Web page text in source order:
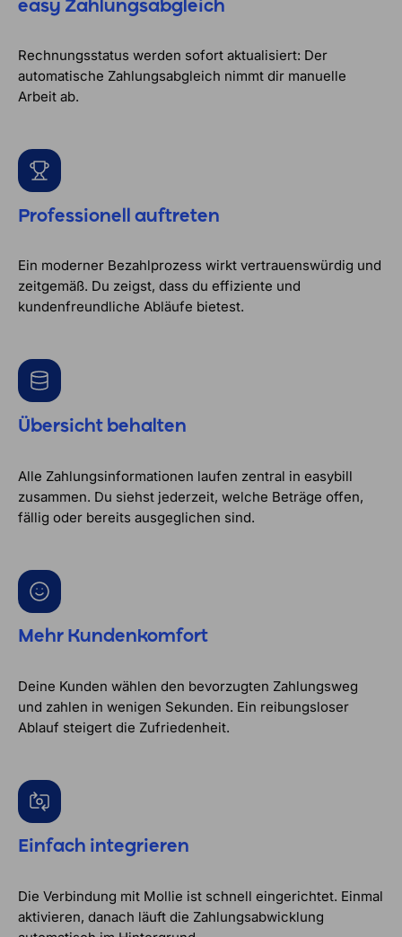
easy Zahlungsabgleich
Rechnungsstatus werden sofort aktualisiert: Der
automatische Zahlungsabgleich nimmt dir manuelle
Arbeit ab.
Professionell auftreten
Ein moderner Bezahlprozess wirkt vertrauenswürdig und
zeitgemäß. Du zeigst, dass du effiziente und
kundenfreundliche Abläufe bietest.
Übersicht behalten
Alle Zahlungsinformationen laufen zentral in easybill
zusammen. Du siehst jederzeit, welche Beträge offen,
fällig oder bereits ausgeglichen sind.
Mehr Kundenkomfort
Deine Kunden wählen den bevorzugten Zahlungsweg
und zahlen in wenigen Sekunden. Ein reibungsloser
Ablauf steigert die Zufriedenheit.
Einfach integrieren
Die Verbindung mit Mollie ist schnell eingerichtet. Einmal
aktivieren, danach läuft die Zahlungsabwicklung